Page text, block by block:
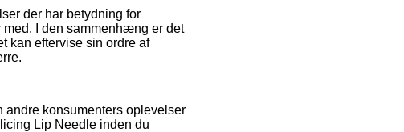
der har betydning for
I den sammenhæng er det
kan eftervise sin ordre af
konsumenters oplevelser
Lip Needle inden du